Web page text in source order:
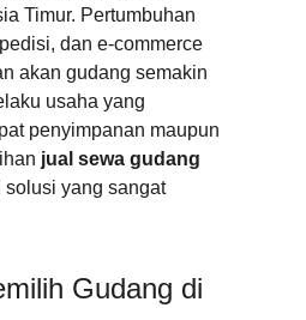
Timur. Pertumbuhan
dan e-commerce
akan gudang semakin
usaha yang
penyimpanan maupun
jual sewa gudang
solusi yang sangat
Gudang di